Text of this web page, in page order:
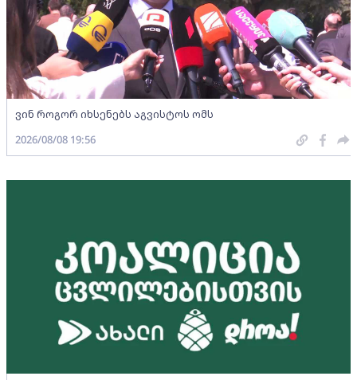
ვინ როგორ იხსენებს აგვისტოს ომს
2026/08/08 19:56